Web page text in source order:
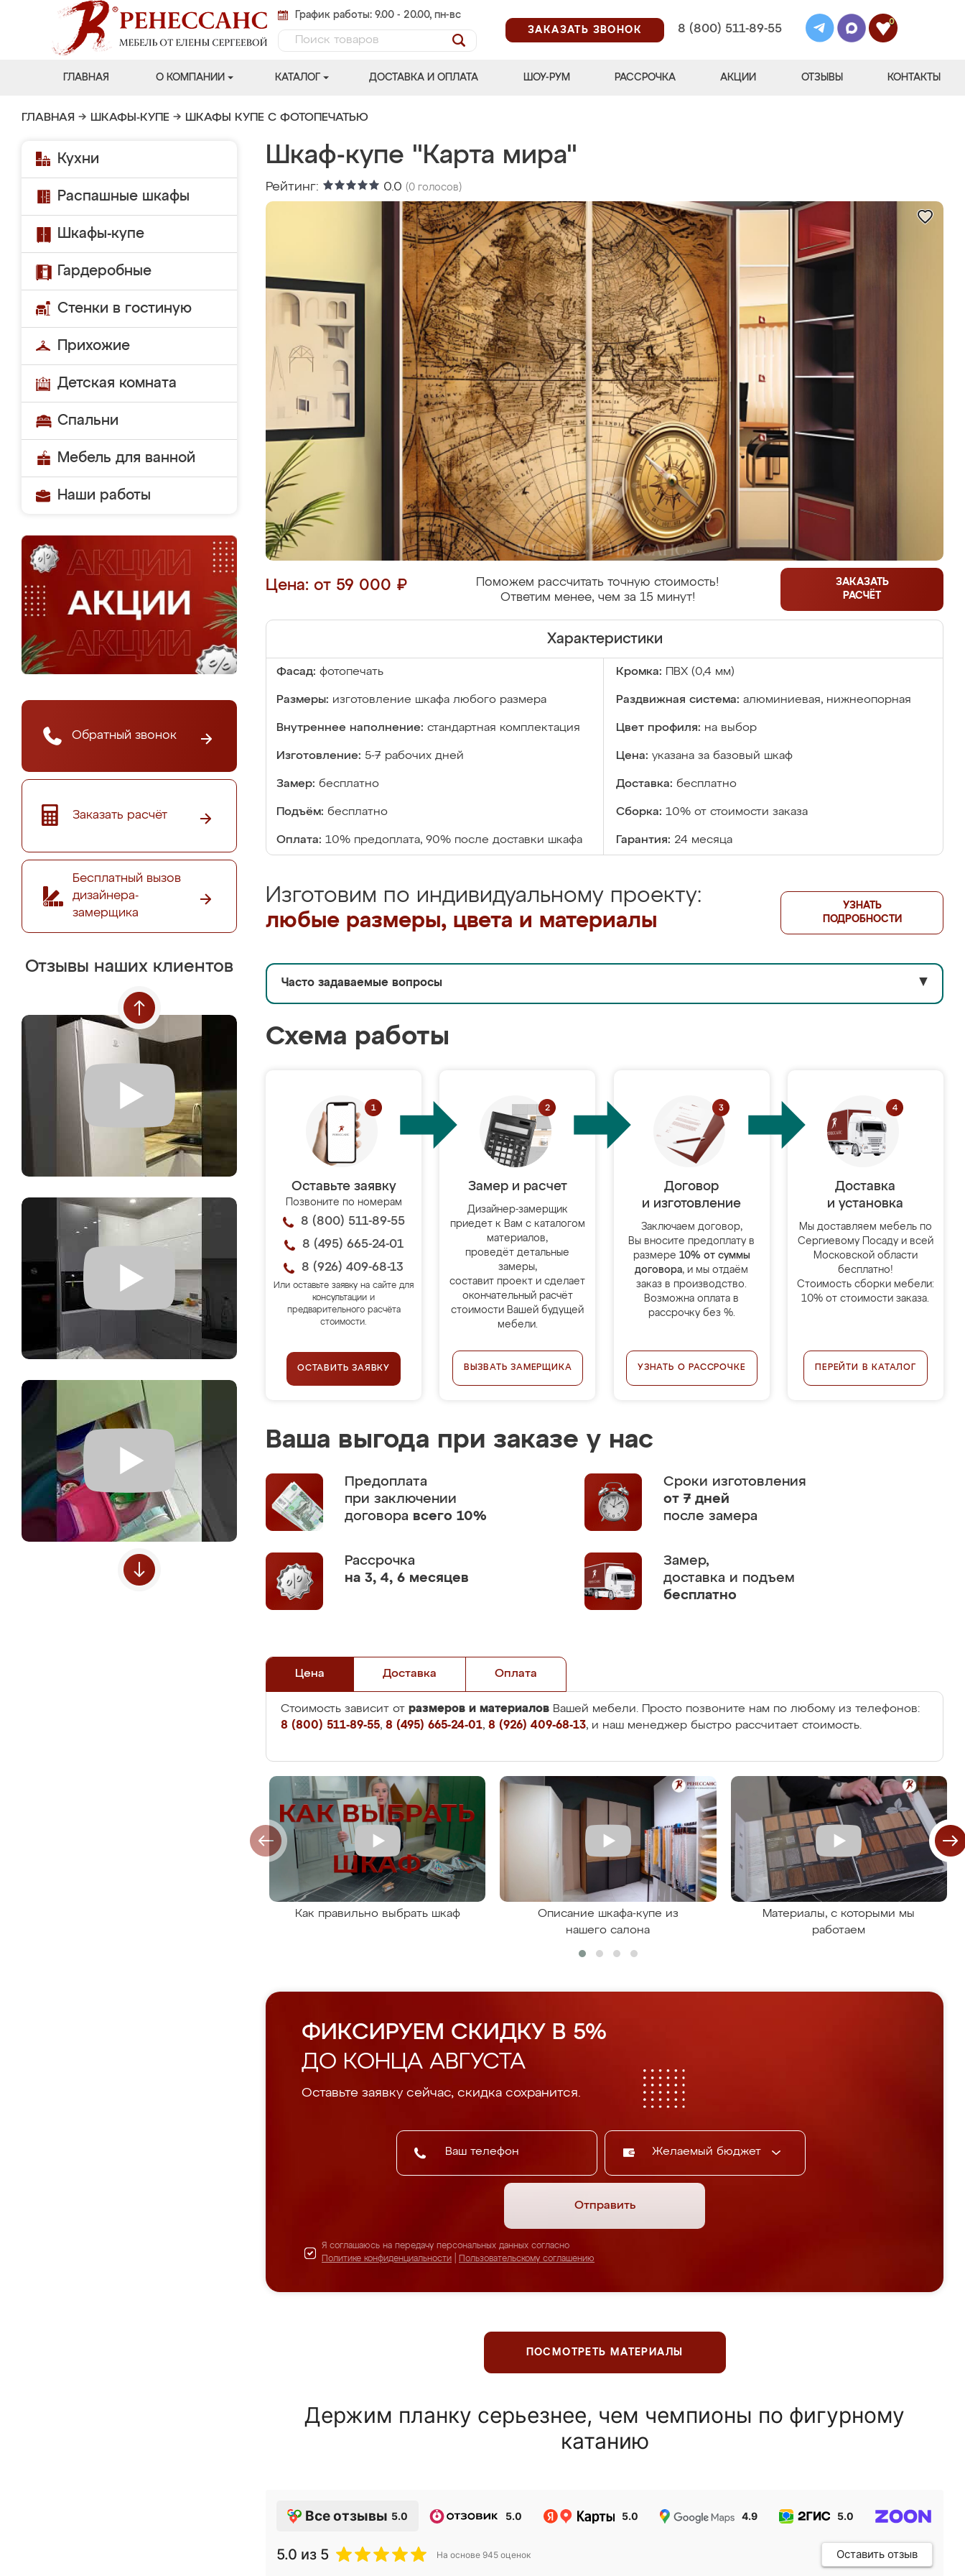
График работы: 9.00 - 20.00, пн-вс
ЗАКАЗАТЬ ЗВОНОК
8 (800) 511-89-55
0
ГЛАВНАЯ О КОМПАНИИ КАТАЛОГ ДОСТАВКА И ОПЛАТА ШОУ-РУМ РАССРОЧКА АКЦИИ ОТЗЫВЫ КОНТАКТЫ
ГЛАВНАЯ → ШКАФЫ-КУПЕ → ШКАФЫ КУПЕ С ФОТОПЕЧАТЬЮ
Кухни
Распашные шкафы
Шкафы-купе
Гардеробные
Стенки в гостиную
Прихожие
Детская комната
Спальни
Мебель для ванной
Наши работы
Обратный звонок
Заказать расчёт
Бесплатный вызов
дизайнера-
замерщика
Отзывы наших клиентов
Шкаф-купе "Карта мира"
Рейтинг: 0.0 (0 голосов)
Цена: от 59 000 ₽
Поможем рассчитать точную стоимость!
Ответим менее, чем за 15 минут!
ЗАКАЗАТЬ
РАСЧЁТ
Характеристики
Фасад: фотопечать Кромка: ПВХ (0,4 мм)
Размеры: изготовление шкафа любого размера Раздвижная система: алюминиевая, нижнеопорная
Внутреннее наполнение: стандартная комплектация Цвет профиля: на выбор
Изготовление: 5-7 рабочих дней Цена: указана за базовый шкаф
Замер: бесплатно Доставка: бесплатно
Подъём: бесплатно Сборка: 10% от стоимости заказа
Оплата: 10% предоплата, 90% после доставки шкафа Гарантия: 24 месяца
Изготовим по индивидуальному проекту:
любые размеры, цвета и материалы
УЗНАТЬ
ПОДРОБНОСТИ
Часто задаваемые вопросы ▼
Схема работы
Оставьте заявку
Позвоните по номерам
8 (800) 511-89-55
8 (495) 665-24-01
8 (926) 409-68-13
Или оставьте заявку на сайте для
консультации и
предварительного расчёта
стоимости.
ОСТАВИТЬ ЗАЯВКУ
Замер и расчет
Дизайнер-замерщик
приедет к Вам с каталогом
материалов,
проведёт детальные
замеры,
составит проект и сделает
окончательный расчёт
стоимости Вашей будущей
мебели.
ВЫЗВАТЬ ЗАМЕРЩИКА
Договор
и изготовление
Заключаем договор,
Вы вносите предоплату в
размере 10% от суммы
договора, и мы отдаём
заказ в производство.
Возможна оплата в
рассрочку без %.
УЗНАТЬ О РАССРОЧКЕ
Доставка
и установка
Мы доставляем мебель по
Сергиевому Посаду и всей
Московской области
бесплатно!
Стоимость сборки мебели:
10% от стоимости заказа.
ПЕРЕЙТИ В КАТАЛОГ
Ваша выгода при заказе у нас
Предоплата
при заключении
договора всего 10%
Сроки изготовления
от 7 дней
после замера
Рассрочка
на 3, 4, 6 месяцев
Замер,
доставка и подъем
бесплатно
Цена Доставка Оплата
Стоимость зависит от размеров и материалов Вашей мебели. Просто позвоните нам по любому из телефонов:
8 (800) 511-89-55, 8 (495) 665-24-01, 8 (926) 409-68-13, и наш менеджер быстро рассчитает стоимость.
Как правильно выбрать шкаф
Описание шкафа-купе из
нашего салона
Материалы, с которыми мы
работаем
ФИКСИРУЕМ СКИДКУ В 5%
ДО КОНЦА АВГУСТА
Оставьте заявку сейчас, скидка сохранится.
Желаемый бюджет
Отправить
Я соглашаюсь на передачу персональных данных согласно
Политике конфиденциальности
Пользовательскому соглашению
ПОСМОТРЕТЬ МАТЕРИАЛЫ
Держим планку серьезнее, чем чемпионы по фигурному
катанию
Все отзывы 5.0 5.0 5.0 4.9 5.0
5.0 из 5 На основе 945 оценок Оставить отзыв